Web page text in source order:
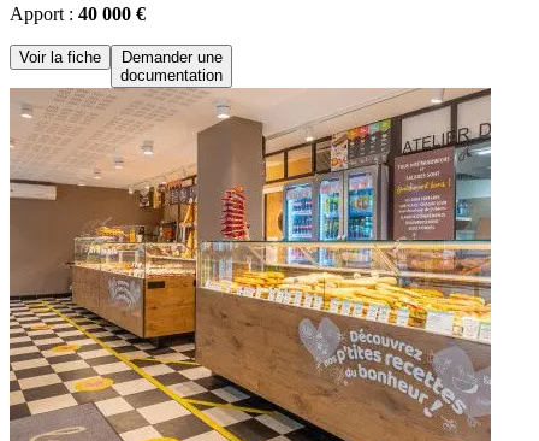
Apport : 40 000 €
Voir la fiche
Demander une
documentation